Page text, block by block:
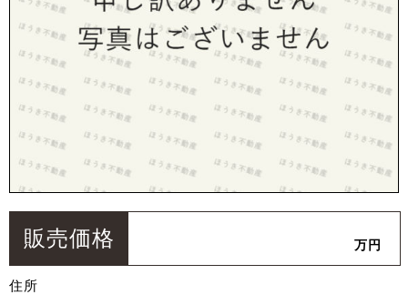
販売価格 万円
住所